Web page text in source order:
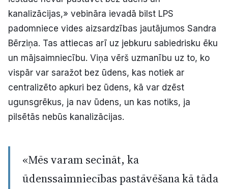
Ziņo redakcijai
E-avīze Abonē
kanalizācijas,» vebināra ievadā bilst LPS
padomniece vides aizsardzības jautājumos Sandra
Bērziņa. Tas attiecas arī uz jebkuru sabiedrisku ēku
un mājsaimniecību. Viņa vērš uzmanību uz to, ko
vispār var saražot bez ūdens, kas notiek ar
centralizēto apkuri bez ūdens, kā var dzēst
ugunsgrēkus, ja nav ūdens, un kas notiks, ja
pilsētās nebūs kanalizācijas.
«Mēs varam secināt, ka
ūdenssaimniecības pastāvēšana kā tāda